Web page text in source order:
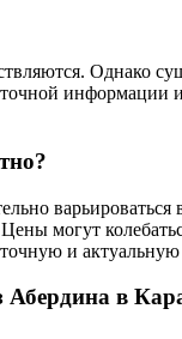
Однако
могут
и
Абердина в